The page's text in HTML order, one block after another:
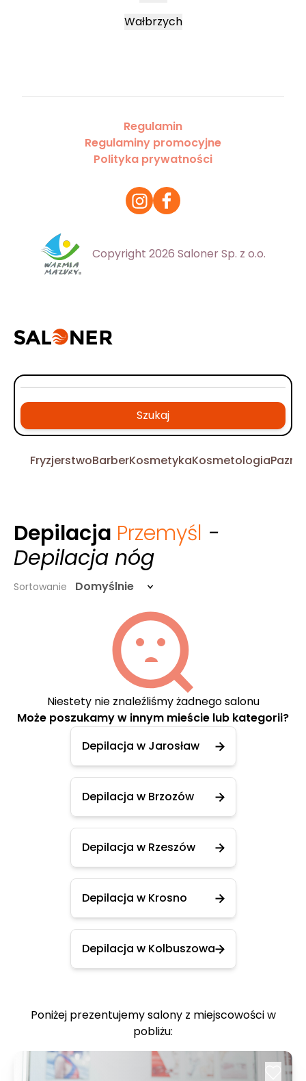
Wałbrzych
Regulamin
Regulaminy promocyjne
Polityka prywatności
Copyright 2026 Saloner Sp. z o.o.
Szukaj
FryzjerstwoBarberKosmetykaKosmetologia
Depilacja Przemyśl -
Depilacja nóg
Sortowanie Domyślnie
Niestety nie znaleźliśmy żadnego salonu
Może poszukamy w innym mieście lub kategorii?
Depilacja w Jarosław
Depilacja w Brzozów
Depilacja w Rzeszów
Depilacja w Krosno
Depilacja w Kolbuszowa
Poniżej prezentujemy salony z miejscowości w
pobliżu: